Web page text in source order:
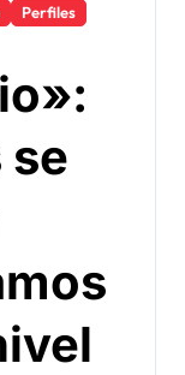
Perfiles
se